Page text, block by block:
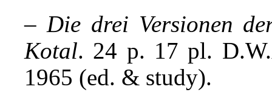
– Die drei Versionen
Kotal. 24 p. 17 pl.
1965 (ed. & study).